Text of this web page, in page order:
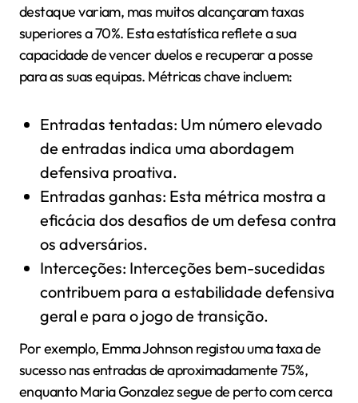
destaque variam, mas muitos alcançaram taxas
superiores a 70%. Esta estatística reflete a sua
capacidade de vencer duelos e recuperar a posse
para as suas equipas. Métricas chave incluem:
Entradas tentadas: Um número elevado
de entradas indica uma abordagem
defensiva proativa.
Entradas ganhas: Esta métrica mostra a
eficácia dos desafios de um defesa contra
os adversários.
Interceções: Interceções bem-sucedidas
contribuem para a estabilidade defensiva
geral e para o jogo de transição.
Por exemplo, Emma Johnson registou uma taxa de
sucesso nas entradas de aproximadamente 75%,
enquanto Maria Gonzalez segue de perto com cerca